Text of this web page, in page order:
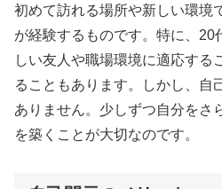
初めて訪れる場所や新しい環境
が経験するものです。特に、20
しい友人や職場環境に適応する
ることもあります。しかし、自
ありません。少しずつ自分をさ
を築くことが大切なのです。